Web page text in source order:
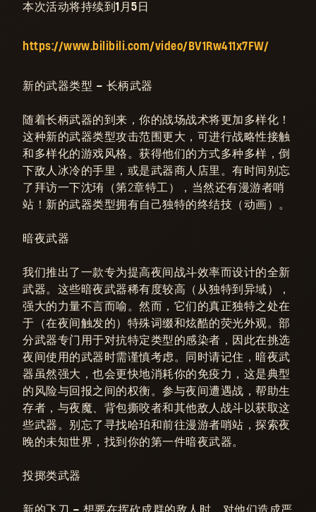
本次活动将持续到1月5日
https://www.bilibili.com/video/BV1Rw411x7FW/
新的武器类型 – 长柄武器
随着长柄武器的到来，你的战场战术将更加多样化！
这种新的武器类型攻击范围更大，可进行战略性接触
和多样化的游戏风格。获得他们的方式多种多样，倒
下敌人冰冷的手里，或是武器商人店里。有时间别忘
了拜访一下沈珛（第2章特工），当然还有漫游者哨
站！新的武器类型拥有自己独特的终结技（动画）。
暗夜武器
我们推出了一款专为提高夜间战斗效率而设计的全新
武器。这些暗夜武器稀有度较高（从独特到异域），
强大的力量不言而喻。然而，它们的真正独特之处在
于（在夜间触发的）特殊词缀和炫酷的荧光外观。部
分武器专门用于对抗特定类型的感染者，因此在挑选
夜间使用的武器时需谨慎考虑。同时请记住，暗夜武
器虽然强大，也会更快地消耗你的免疫力，这是典型
的风险与回报之间的权衡。参与夜间遭遇战，帮助生
存者，与夜魔、背包撕咬者和其他敌人战斗以获取这
些武器。别忘了寻找哈珀和前往漫游者哨站，探索夜
晚的未知世界，找到你的第一件暗夜武器。
投掷类武器